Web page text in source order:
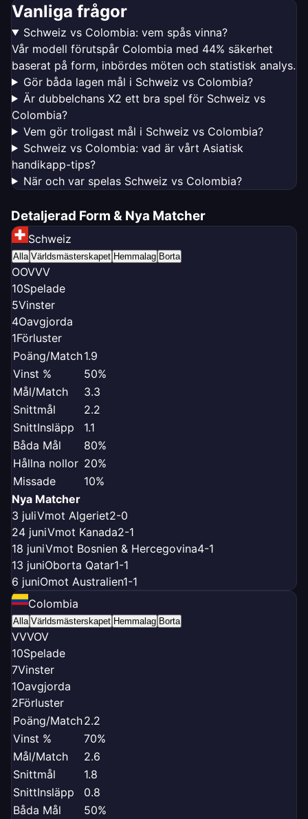
Vanliga frågor
Schweiz vs Colombia: vem spås vinna?
Vår modell förutspår Colombia med 44% säkerhet
baserat på form, inbördes möten och statistisk analys.
Gör båda lagen mål i Schweiz vs Colombia?
Är dubbelchans X2 ett bra spel för Schweiz vs
Colombia?
Vem gör troligast mål i Schweiz vs Colombia?
Schweiz vs Colombia: vad är vårt Asiatisk
handikapp-tips?
När och var spelas Schweiz vs Colombia?
Detaljerad Form & Nya Matcher
Schweiz
Alla Världsmästerskapet Hemmalag Borta
OOVVV
10Spelade
5Vinster
4Oavgjorda
1Förluster
Poäng/Match1.9
Vinst %
50%
Mål/Match
3.3
Snittmål
2.2
SnittInsläpp
1.1
Båda Mål
80%
Hållna nollor 20%
Missade
10%
Nya Matcher
3 juliVmot Algeriet2-0
24 juniVmot Kanada2-1
18 juniVmot Bosnien & Hercegovina4-1
13 juniOborta Qatar1-1
6 juniOmot Australien1-1
Colombia
Alla Världsmästerskapet Hemmalag Borta
VVVOV
10Spelade
7Vinster
1Oavgjorda
2Förluster
Poäng/Match2.2
Vinst %
70%
Mål/Match
2.6
Snittmål
1.8
SnittInsläpp
0.8
Båda Mål
50%